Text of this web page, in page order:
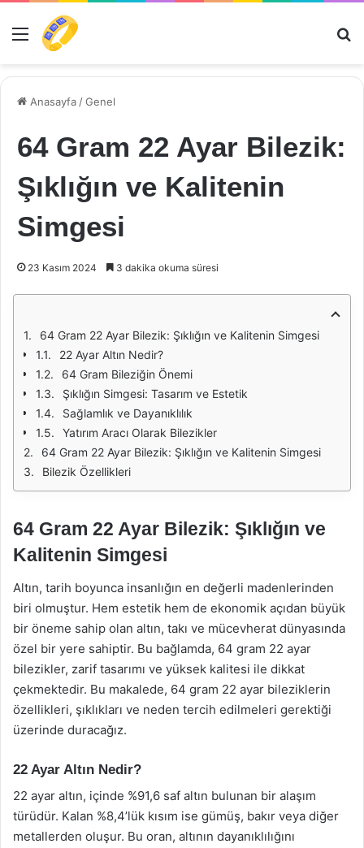
Menü
Anasayfa /Genel
64 Gram 22 Ayar Bilezik:
Şıklığın ve Kalitenin
Simgesi
23 Kasım 2024 3 dakika okuma süresi
64 Gram 22 Ayar Bilezik: Şıklığın ve Kalitenin Simgesi
22 Ayar Altın Nedir?
64 Gram Bileziğin Önemi
Şıklığın Simgesi: Tasarım ve Estetik
Sağlamlık ve Dayanıklılık
Yatırım Aracı Olarak Bilezikler
64 Gram 22 Ayar Bilezik: Şıklığın ve Kalitenin Simgesi
Bilezik Özellikleri
64 Gram 22 Ayar Bilezik: Şıklığın ve
Kalitenin Simgesi
Altın, tarih boyunca insanlığın en değerli madenlerinden
biri olmuştur. Hem estetik hem de ekonomik açıdan büyük
bir öneme sahip olan altın, takı ve mücevherat dünyasında
özel bir yere sahiptir. Bu bağlamda, 64 gram 22 ayar
bilezikler, zarif tasarımı ve yüksek kalitesi ile dikkat
çekmektedir. Bu makalede, 64 gram 22 ayar bileziklerin
özellikleri, şıklıkları ve neden tercih edilmeleri gerektiği
üzerinde duracağız.
22 Ayar Altın Nedir?
22 ayar altın, içinde %91,6 saf altın bulunan bir alaşım
türüdür. Kalan %8,4’lük kısım ise gümüş, bakır veya diğer
metallerden oluşur. Bu oran, altının dayanıklılığını